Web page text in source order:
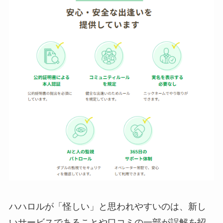
ハハロルが「怪しい」と思われやすいのは、新し